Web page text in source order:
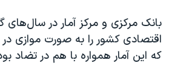
بانک مرکزی و مرکز آمار در سال‌های
اقتصادی کشور را به صورت موازی در
که این آمار همواره با هم در تضاد